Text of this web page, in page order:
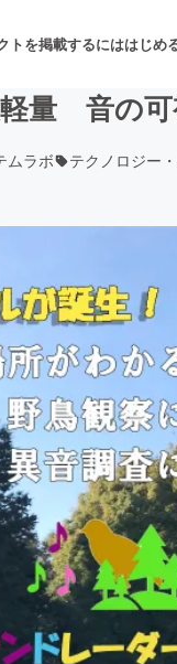
トを掲載するにははじめ
ス開発
for Social Good
ふるさと納税
量 音の可
ムラボ テクノロジー